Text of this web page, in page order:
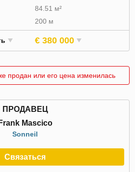
84.51 м²
200 м
€ 380 000
продан или его цена изменилась
ПРОДАВЕЦ
Frank Mascico
Sonneil
Связаться